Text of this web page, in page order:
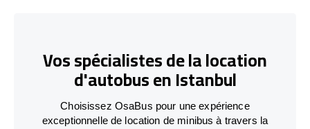
Vos spécialistes de la location
d'autobus en Istanbul
Choisissez OsaBus pour une expérience
exceptionnelle de location de minibus à travers la